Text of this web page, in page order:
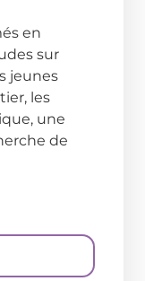
en
sur
jeunes
les
une
de